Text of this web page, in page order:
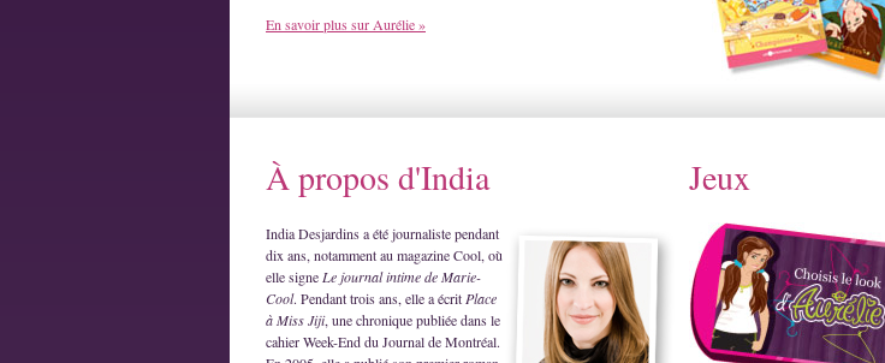
En savoir plus sur Aurélie »
À propos d'India
India Desjardins a été journaliste pendant
dix ans, notamment au magazine Cool, où
elle signe Le journal intime de Marie-
Cool. Pendant trois ans, elle a écrit Place
à Miss Jiji, une chronique publiée dans le
cahier Week-End du Journal de Montréal.
Jeux